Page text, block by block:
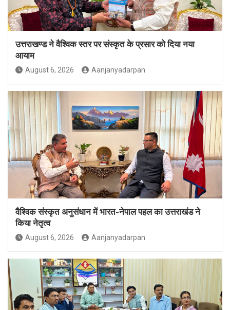
उत्तराखण्ड ने वैश्विक स्तर पर संस्कृत के प्रसार को दिया नया
आयाम
August 6, 2026 Aanjanyadarpan
वैश्विक संस्कृत अनुसंधान में भारत-नेपाल पहल का उत्तराखंड ने
किया नेतृत्व
August 6, 2026 Aanjanyadarpan